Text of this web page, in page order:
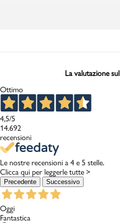
La valutazione
Ottimo
4,5/5
14.692
recensioni
Le nostre recensioni a 4 e 5 stelle.
Clicca qui per leggerle tutte >
Precedente Successivo
Oggi
Fantastica